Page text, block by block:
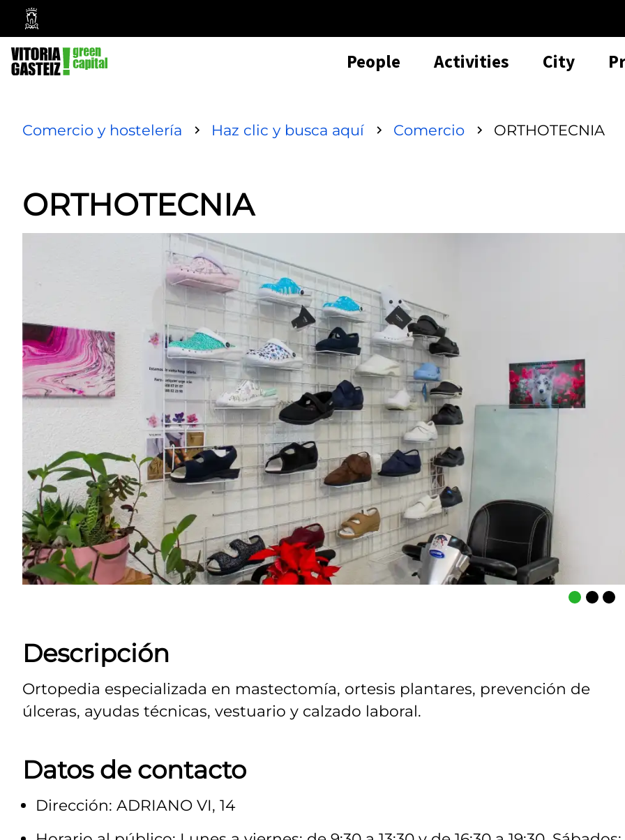
Vitoria-
Gasteiz
City
Council
People Activities City
Comercio y hostelería Haz clic y busca aquí Comercio ORTHOTECNIA
ORTHOTECNIA
Descripción
Ortopedia especializada en mastectomía, ortesis plantares, prevención de
úlceras, ayudas técnicas, vestuario y calzado laboral.
Datos de contacto
Dirección: ADRIANO VI, 14